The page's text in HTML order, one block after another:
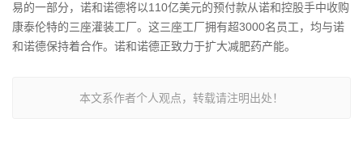
易的一部分，诺和诺德将以110亿美元的预付款从诺和控股手中收购
康泰伦特的三座灌装工厂。这三座工厂拥有超3000名员工，均与诺
和诺德保持着合作。诺和诺德正致力于扩大减肥药产能。
本文系作者个人观点，转载请注明出处！